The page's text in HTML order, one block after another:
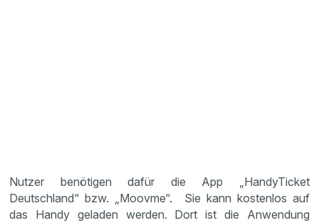
Nutzer benötigen dafür die App „HandyTicket
Deutschland“ bzw. „Moovme“. Sie kann kostenlos auf
das Handy geladen werden. Dort ist die Anwendung